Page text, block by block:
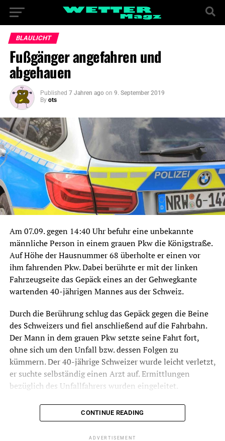
BLAULICHT
Fußgänger angefahren und
abgehauen
Published 7 Jahren ago on 9. September 2019
By ots
Am 07.09. gegen 14:40 Uhr befuhr eine unbekannte
männliche Person in einem grauen Pkw die Königstraße.
Auf Höhe der Hausnummer 68 überholte er einen vor
ihm fahrenden Pkw. Dabei berührte er mit der linken
Fahrzeugseite das Gepäck eines an der Gehwegkante
wartenden 40-jährigen Mannes aus der Schweiz.
Durch die Berührung schlug das Gepäck gegen die Beine
des Schweizers und fiel anschließend auf die Fahrbahn.
Der Mann in dem grauen Pkw setzte seine Fahrt fort,
ohne sich um den Unfall bzw. dessen Folgen zu
kümmern. Der 40-jährige Schweizer wurde leicht verletzt,
er suchte selbständig einen Arzt auf. Ermittlungen
bezüglich des Unfallfahrers wurden eingeleitet.
CONTINUE READING
ADVERTISEMENT